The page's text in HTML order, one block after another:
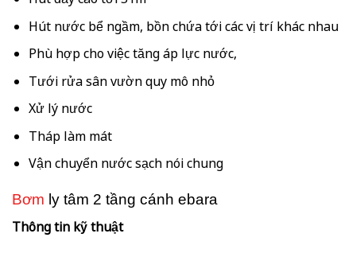
Hút nước bể ngầm, bồn chứa tới các vị trí khác nhau
Phù hợp cho việc tăng áp lực nước,
Tưới rửa sân vườn quy mô nhỏ
Xử lý nước
Tháp làm mát
Vận chuyển nước sạch nói chung
Bơm ly tâm 2 tầng cánh ebara
Thông tin kỹ thuật